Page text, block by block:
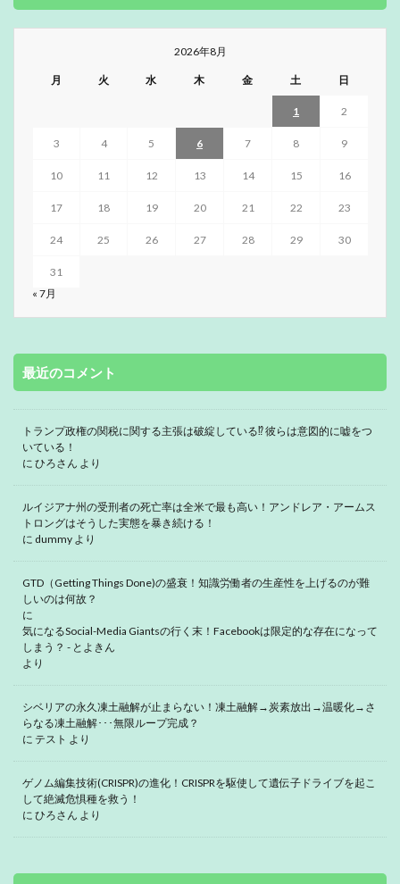
2026年8月
月 火 水 木 金 土 日
1 2
3 4 5 6 7 8 9
10 11 12 13 14 15 16
17 18 19 20 21 22 23
24 25 26 27 28 29 30
31
« 7月
最近のコメント
トランプ政権の関税に関する主張は破綻している⁉ 彼らは意図的に嘘をつ
いている！
に ひろさん より
ルイジアナ州の受刑者の死亡率は全米で最も高い！アンドレア・アームス
トロングはそうした実態を暴き続ける！
に dummy より
GTD（Getting Things Done)の盛衰！知識労働者の生産性を上げるのが難
しいのは何故？
に
気になるSocial-Media Giantsの行く末！Facebookは限定的な存在になって
しまう？ - とよきん
より
シベリアの永久凍土融解が止まらない！凍土融解→炭素放出→温暖化→さ
らなる凍土融解･･･無限ループ完成？
に テスト より
ゲノム編集技術(CRISPR)の進化！CRISPRを駆使して遺伝子ドライブを起こ
して絶滅危惧種を救う！
に ひろさん より